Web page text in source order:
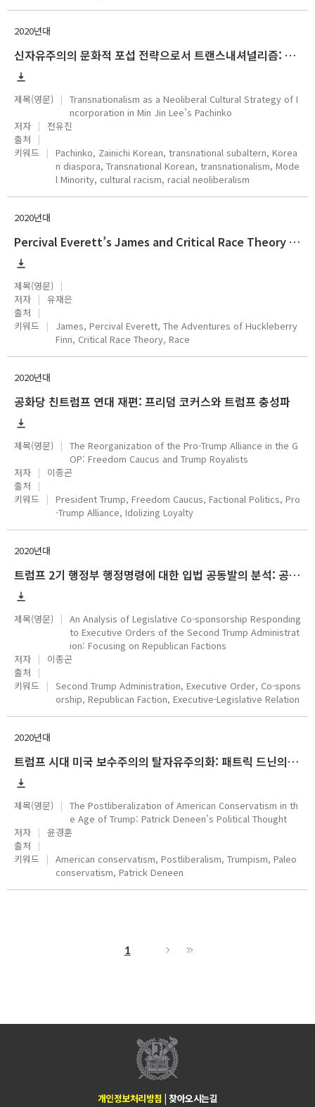
2020년대
신자유주의의 문화적 포섭 전략으로서 트랜스내셔널리즘: 민진 리의 『파친코』
제목(영문)
Transnationalism as a Neoliberal Cultural Strategy of I
ncorporation in Min Jin Lee’s Pachinko
저자
전유진
출처
키워드
Pachinko, Zainichi Korean, transnational subaltern, Korea
n diaspora, Transnational Korean, transnationalism, Mode
l Minority, cultural racism, racial neoliberalism
2020년대
Percival Everett’s James and Critical Race Theory Controversy
제목(영문)
저자
유재은
출처
키워드
James, Percival Everett, The Adventures of Huckleberry
Finn, Critical Race Theory, Race
2020년대
공화당 친트럼프 연대 재편: 프리덤 코커스와 트럼프 충성파
제목(영문)
The Reorganization of the Pro-Trump Alliance in the G
OP: Freedom Caucus and Trump Royalists
저자
이종곤
출처
키워드
President Trump, Freedom Caucus, Factional Politics, Pro
-Trump Alliance, Idolizing Loyalty
2020년대
트럼프 2기 행정부 행정명령에 대한 입법 공동발의 분석: 공화당 계파를 중심으로
제목(영문)
An Analysis of Legislative Co-sponsorship Responding
to Executive Orders of the Second Trump Administrat
ion: Focusing on Republican Factions
저자
이종곤
출처
키워드
Second Trump Administration, Executive Order, Co-spons
orship, Republican Faction, Executive-Legislative Relation
2020년대
트럼프 시대 미국 보수주의의 탈자유주의화: 패트릭 드닌의 정치사상을 중심으로
제목(영문)
The Postliberalization of American Conservatism in th
e Age of Trump: Patrick Deneen's Political Thought
저자
윤경훈
출처
키워드
American conservatism, Postliberalism, Trumpism, Paleo
conservatism, Patrick Deneen
1
개인정보처리방침 |찾아오시는길